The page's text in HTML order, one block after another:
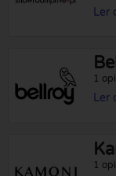
Ler
1
Ler
1